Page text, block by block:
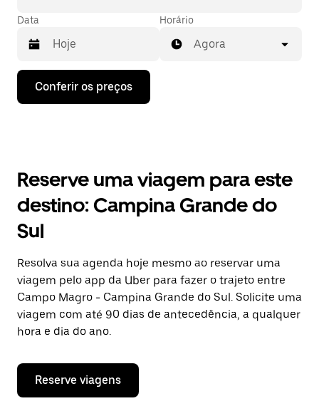
Data
Pressione
seta
o
e
uma
Pressione
a
tecla
“ESC”
para
fechar
o
Horário
Agora
Conferir os preços
Reserve uma viagem para este
destino: Campina Grande do
Sul
Resolva sua agenda hoje mesmo ao reservar uma
viagem pelo app da Uber para fazer o trajeto entre
Campo Magro - Campina Grande do Sul. Solicite uma
viagem com até 90 dias de antecedência, a qualquer
hora e dia do ano.
Reserve viagens